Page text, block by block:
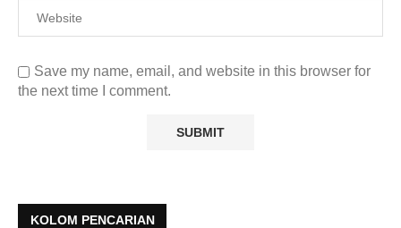
Save my name, email, and website in this browser for
the next time I comment.
KOLOM PENCARIAN